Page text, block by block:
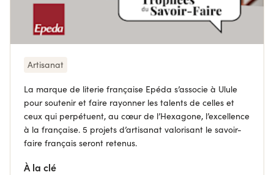
Artisanat
La marque de literie française Epéda s’associe à Ulule
pour soutenir et faire rayonner les talents de celles et
ceux qui perpétuent, au cœur de l’Hexagone, l’excellence
à la française. 5 projets d’artisanat valorisant le savoir-
faire français seront retenus.
À la clé